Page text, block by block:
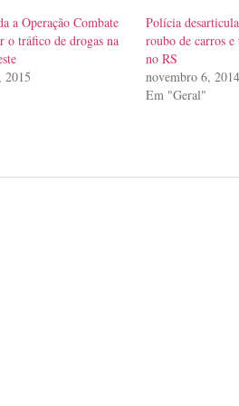
a Operação Combate
o tráfico de drogas na
2015
Polícia
roubo de carros
no RS
novembro 6, 2014
Em "Geral"